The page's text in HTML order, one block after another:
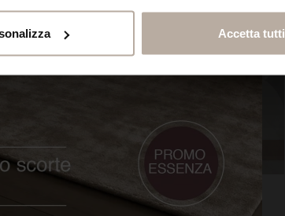
Accetta tutti
Signum.DUE_A